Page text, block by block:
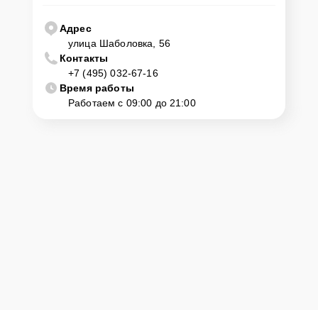
Адрес
улица Шаболовка, 56
Контакты
+7 (495) 032-67-16
Время работы
Работаем с 09:00 до 21:00